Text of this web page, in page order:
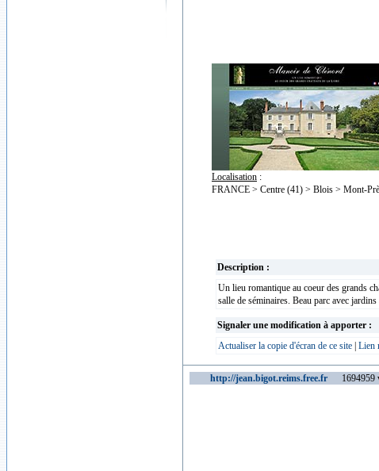
Localisation :
FRANCE > Centre (41) > Blois > Mont-
Description :
Un lieu romantique au coeur des grands
salle de séminaires. Beau parc avec
Signaler une modification à apporter :
Actualiser la copie d'écran de ce site Lien
http://jean.bigot.reims.free.fr 1694959